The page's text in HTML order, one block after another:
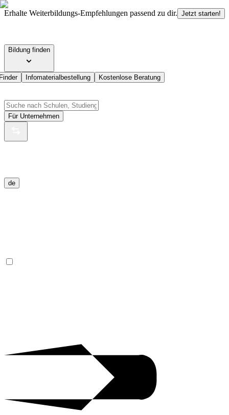
Erhalte Weiterbildungs-Empfehlungen passend zu dir. Jetzt starten!
Bildung finden
Infomaterialbestellung Kostenlose Beratung
Für Unternehmen
de